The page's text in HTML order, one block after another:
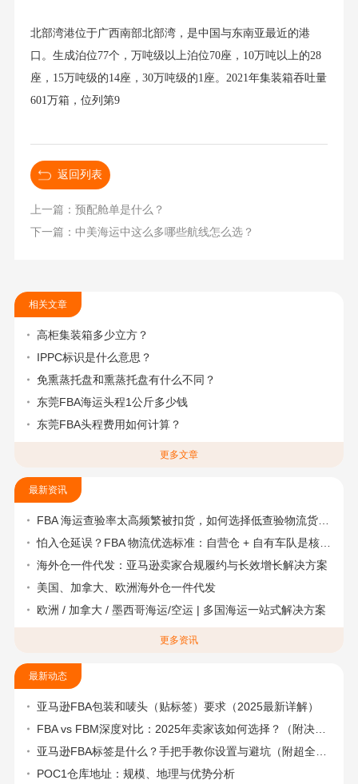
北部湾港位于广西南部北部湾，是中国与东南亚最近的港
口。生成泊位77个，万吨级以上泊位70座，10万吨以上的28
座，15万吨级的14座，30万吨级的1座。2021年集装箱吞吐量
601万箱，位列第9
返回列表
上一篇：预配舱单是什么？
下一篇：中美海运中这么多哪些航线怎么选？
相关文章
高柜集装箱多少立方？
IPPC标识是什么意思？
免熏蒸托盘和熏蒸托盘有什么不同？
东莞FBA海运头程1公斤多少钱
东莞FBA头程费用如何计算？
更多文章
最新资讯
FBA 海运查验率太高频繁被扣货，如何选择低查验物流货代？
怕入仓延误？FBA 物流优选标准：自营仓 + 自有车队是核心硬指标
海外仓一件代发：亚马逊卖家合规履约与长效增长解决方案
美国、加拿大、欧洲海外仓一件代发
欧洲 / 加拿大 / 墨西哥海运/空运 | 多国海运一站式解决方案
更多资讯
最新动态
亚马逊FBA包装和唛头（贴标签）要求（2025最新详解）
FBA vs FBM深度对比：2025年卖家该如何选择？（附决策流程图）
亚马逊FBA标签是什么？手把手教你设置与避坑（附超全指南）
POC1仓库地址：规模、地理与优势分析